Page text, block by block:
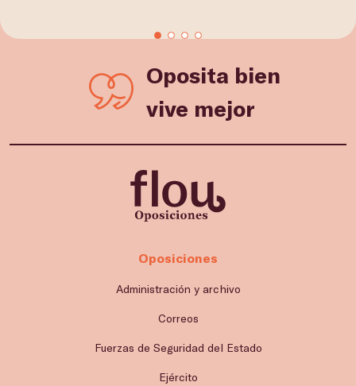
Oposita bien
vive mejor
Oposiciones
Administración y archivo
Correos
Fuerzas de Seguridad del Estado
Ejército